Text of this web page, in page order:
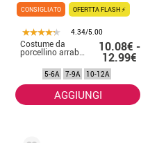
CONSIGLIATO OFERTTA FLASH ⚡
4.34/5.00
Costume da 10.08€ -
12.99€
5-6A 7-9A 10-12A
AGGIUNGI